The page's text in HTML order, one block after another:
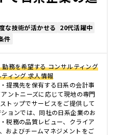
な技術が活かせる 20代活躍中
件
務を希望する コンサルティング
ィング 求人情報
提携先を保有する日系の会計事
ントニーズに応じて現地の専門
トップでサービスをご提供して
ョンでは、同社の日系企業のお
税務の品質レビュー、クライア
およびチームマネジメントをご